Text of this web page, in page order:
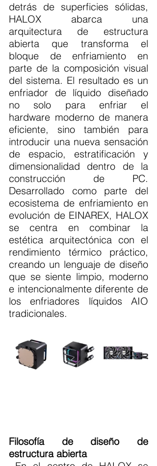
detrás de superficies sólidas,
HALOX abarca una
arquitectura de estructura
abierta que transforma el
bloque de enfriamiento en
parte de la composición visual
del sistema. El resultado es un
enfriador de líquido diseñado
no solo para enfriar el
hardware moderno de manera
eficiente, sino también para
introducir una nueva sensación
de espacio, estratificación y
dimensionalidad dentro de la
construcción de PC.
Desarrollado como parte del
ecosistema de enfriamiento en
evolución de EINAREX, HALOX
se centra en combinar la
estética arquitectónica con el
rendimiento térmico práctico,
creando un lenguaje de diseño
que se siente limpio, moderno
e intencionalmente diferente de
los enfriadores líquidos AIO
tradicionales.
Filosofía de diseño de
estructura abierta